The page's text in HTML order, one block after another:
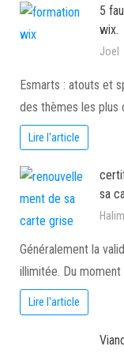
5
wix.
Joel
Esmarts : atouts et
des thèmes les plus
Lire l'article
sa
Généralement la
illimitée. Du
Lire l'article